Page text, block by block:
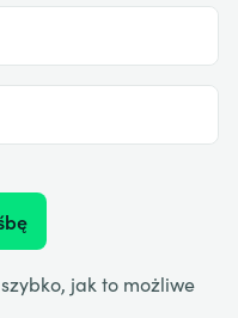
jak to możliwe